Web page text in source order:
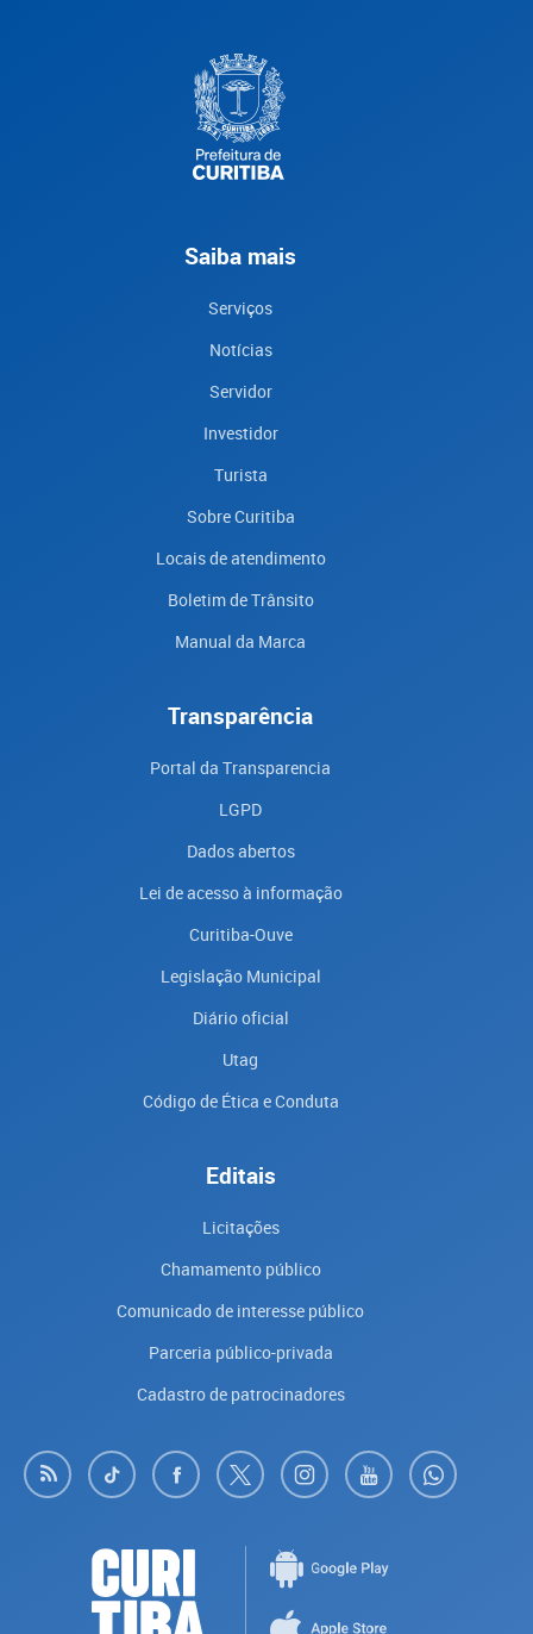
Saiba mais
Serviços
Notícias
Servidor
Investidor
Turista
Sobre Curitiba
Locais de atendimento
Boletim de Trânsito
Manual da Marca
Transparência
Portal da Transparencia
LGPD
Dados abertos
Lei de acesso à informação
Curitiba-Ouve
Legislação Municipal
Diário oficial
Utag
Código de Ética e Conduta
Editais
Licitações
Chamamento público
Comunicado de interesse público
Parceria público-privada
Cadastro de patrocinadores